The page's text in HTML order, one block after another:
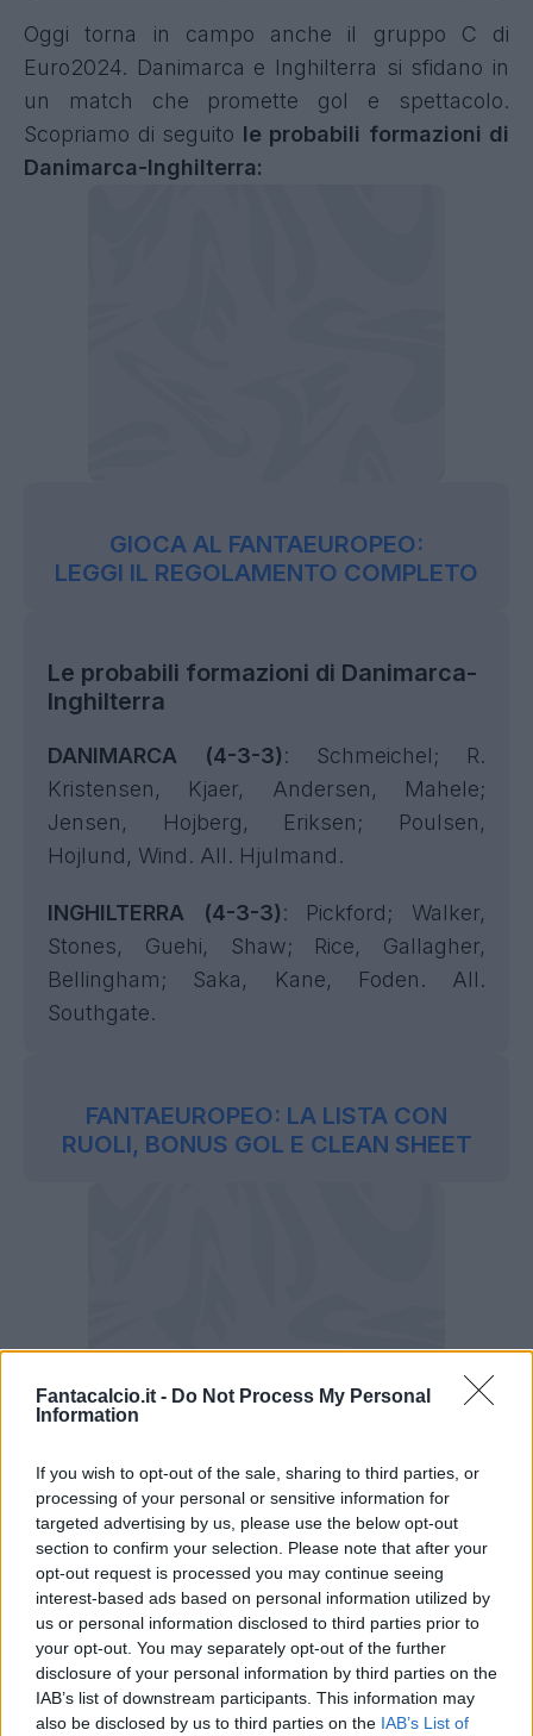
Fantacalcio.it - Do Not Process My Personal
Information
If you wish to opt-out of the sale, sharing to third parties, or
processing of your personal or sensitive information for
targeted advertising by us, please use the below opt-out
section to confirm your selection. Please note that after your
opt-out request is processed you may continue seeing
interest-based ads based on personal information utilized by
us or personal information disclosed to third parties prior to
your opt-out. You may separately opt-out of the further
disclosure of your personal information by third parties on the
IAB’s list of downstream participants. This information may
also be disclosed by us to third parties on the IAB’s List of
Oggi torna in campo anche il gruppo C di
Euro2024. Danimarca e Inghilterra si sfidano in
un match che promette gol e spettacolo.
Scopriamo di seguito le probabili formazioni di
Danimarca-Inghilterra:
GIOCA AL FANTAEUROPEO:
LEGGI IL REGOLAMENTO COMPLETO
Le probabili formazioni di Danimarca-
Inghilterra
DANIMARCA (4-3-3): Schmeichel; R.
Kristensen, Kjaer, Andersen, Mahele;
Jensen, Hojberg, Eriksen; Poulsen,
Hojlund, Wind. All. Hjulmand.
INGHILTERRA (4-3-3): Pickford; Walker,
Stones, Guehi, Shaw; Rice, Gallagher,
Bellingham; Saka, Kane, Foden. All.
Southgate.
FANTAEUROPEO: LA LISTA CON
RUOLI, BONUS GOL E CLEAN SHEET
Danimarca-Inghilterra: i consigli per il
Fantaeuropeo
Come ben sapete, per ogni partita, il vostro vice-
allenatore sceglierà un quinto calciatore bonus
da schierare. Per Danimarca-Inghilterra le
decisioni sono state le seguenti: